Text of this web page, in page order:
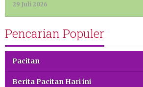
29 Juli 2026
Pencarian Populer
Pacitan
Berita Pacitan Hari ini